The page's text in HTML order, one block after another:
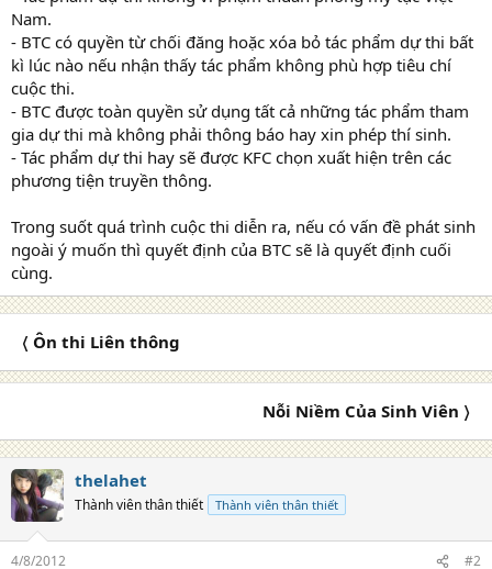
Nam.
- BTC có quyền từ chối đăng hoặc xóa bỏ tác phẩm dự thi bất
kì lúc nào nếu nhận thấy tác phẩm không phù hợp tiêu chí
cuộc thi.
- BTC được toàn quyền sử dụng tất cả những tác phẩm tham
gia dự thi mà không phải thông báo hay xin phép thí sinh.
- Tác phẩm dự thi hay sẽ được KFC chọn xuất hiện trên các
phương tiện truyền thông.
Trong suốt quá trình cuộc thi diễn ra, nếu có vấn đề phát sinh
ngoài ý muốn thì quyết định của BTC sẽ là quyết định cuối
cùng.
〈 Ôn thi Liên thông
Nỗi Niềm Của Sinh Viên 〉
thelahet
Thành viên thân thiết Thành viên thân thiết
4/8/2012 #2